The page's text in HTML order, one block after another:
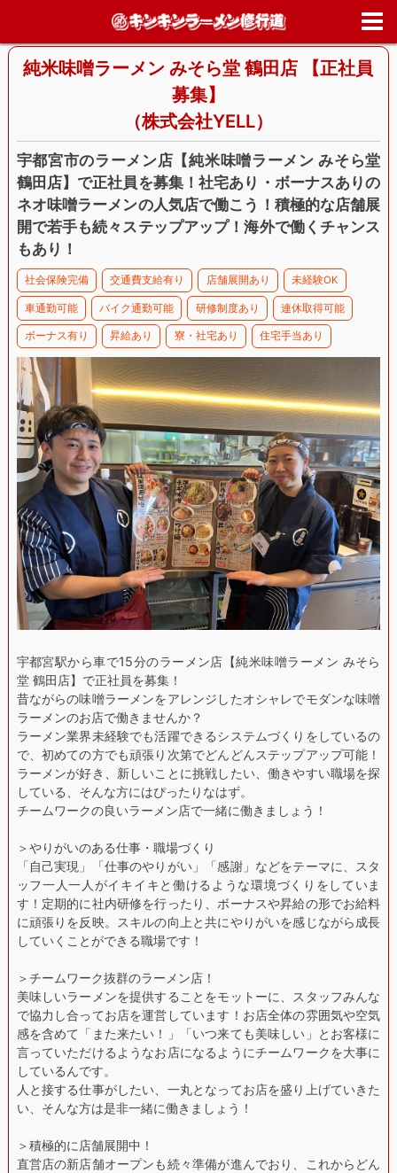
>栃木県>宇都宮市>純米味噌ラーメン みそら堂 鶴
田店 【正社員募集】
純米味噌ラーメン みそら堂 鶴田店 【正社員
募集】
（株式会社YELL）
宇都宮市のラーメン店【純米味噌ラーメン みそら堂
鶴田店】で正社員を募集！社宅あり・ボーナスありの
ネオ味噌ラーメンの人気店で働こう！積極的な店舗展
開で若手も続々ステップアップ！海外で働くチャンス
もあり！
社会保険完備 交通費支給有り 店舗展開あり 未経験OK
車通勤可能 バイク通勤可能 研修制度あり 連休取得可能
ボーナス有り 昇給あり 寮・社宅あり 住宅手当あり
宇都宮駅から車で15分のラーメン店【純米味噌ラーメン みそら
堂 鶴田店】で正社員を募集！
昔ながらの味噌ラーメンをアレンジしたオシャレでモダンな味噌
ラーメンのお店で働きませんか？
ラーメン業界未経験でも活躍できるシステムづくりをしているの
で、初めての方でも頑張り次第でどんどんステップアップ可能！
ラーメンが好き、新しいことに挑戦したい、働きやすい職場を探
している、そんな方にはぴったりなはず。
チームワークの良いラーメン店で一緒に働きましょう！
＞やりがいのある仕事・職場づくり
「自己実現」「仕事のやりがい」「感謝」などをテーマに、スタ
ッフ一人一人がイキイキと働けるような環境づくりをしていま
す！定期的に社内研修を行ったり、ボーナスや昇給の形でお給料
に頑張りを反映。スキルの向上と共にやりがいを感じながら成長
していくことができる職場です！
＞チームワーク抜群のラーメン店！
美味しいラーメンを提供することをモットーに、スタッフみんな
で協力し合ってお店を運営しています！お店全体の雰囲気や空気
感を含めて「また来たい！」「いつ来ても美味しい」とお客様に
言っていただけるようなお店になるようにチームワークを大事に
しているんです。
人と接する仕事がしたい、一丸となってお店を盛り上げていきた
い、そんな方は是非一緒に働きましょう！
＞積極的に店舗展開中！
直営店の新店舗オープンも続々準備が進んでおり、これからどん